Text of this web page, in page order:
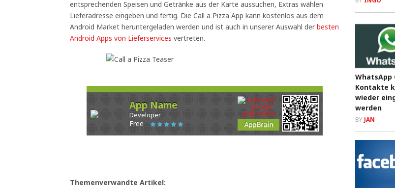
entsprechenden Speisen und Getränke aus der Karte aussuchen, Extras wählen
Lieferadresse eingeben und fertig. Die Call a Pizza App kann kostenlos aus dem
Android Market heruntergeladen werden und ist auch in unserer Auswahl der besten
Android Apps von Lieferservices vertreten.
App Name
Developer
Free
Themenverwandte Artikel:
WhatsApp
Kontakte
wieder
werden
BY JAN